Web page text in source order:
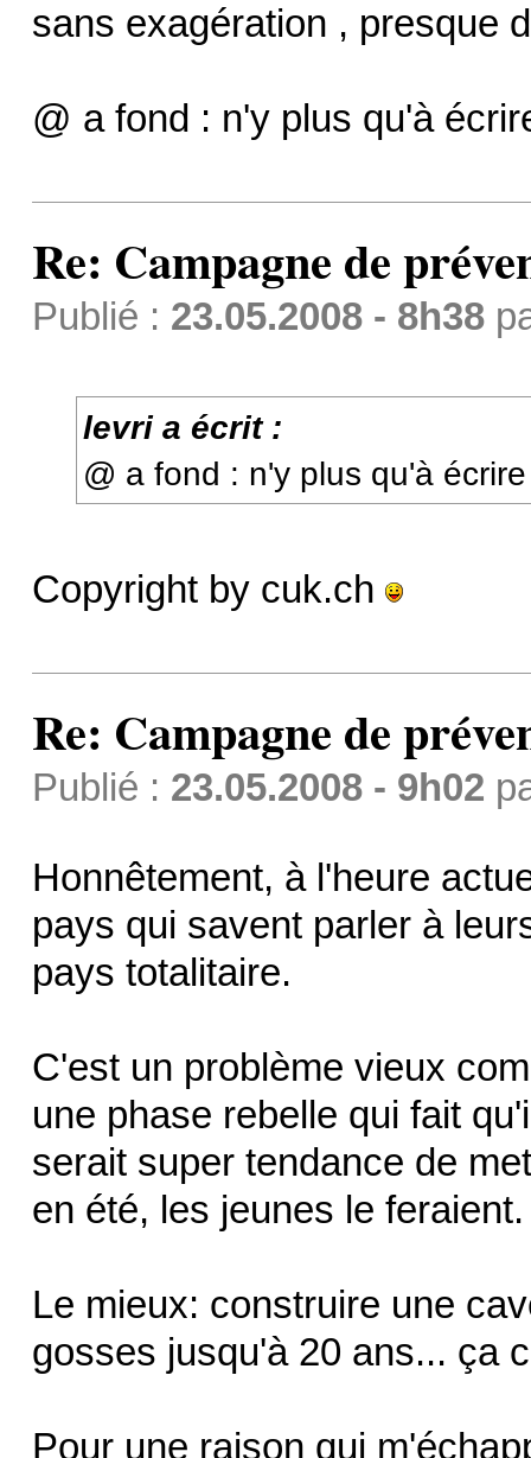
sans exagération , presque
@ a fond : n'y plus qu'à
Re: Campagne de
Publié : 23.05.2008 - 8h38
levri a écrit :
@ a fond : n'y plus qu'à
Copyright by cuk.ch
Re: Campagne de
Publié : 23.05.2008 - 9h02
Honnêtement, à l'heure
pays qui savent parler à
pays totalitaire.
C'est un problème vieux
une phase rebelle qui fait
serait super tendance de
en été, les jeunes le
Le mieux: construire une
gosses jusqu'à 20 ans... ça
Pour une raison qui